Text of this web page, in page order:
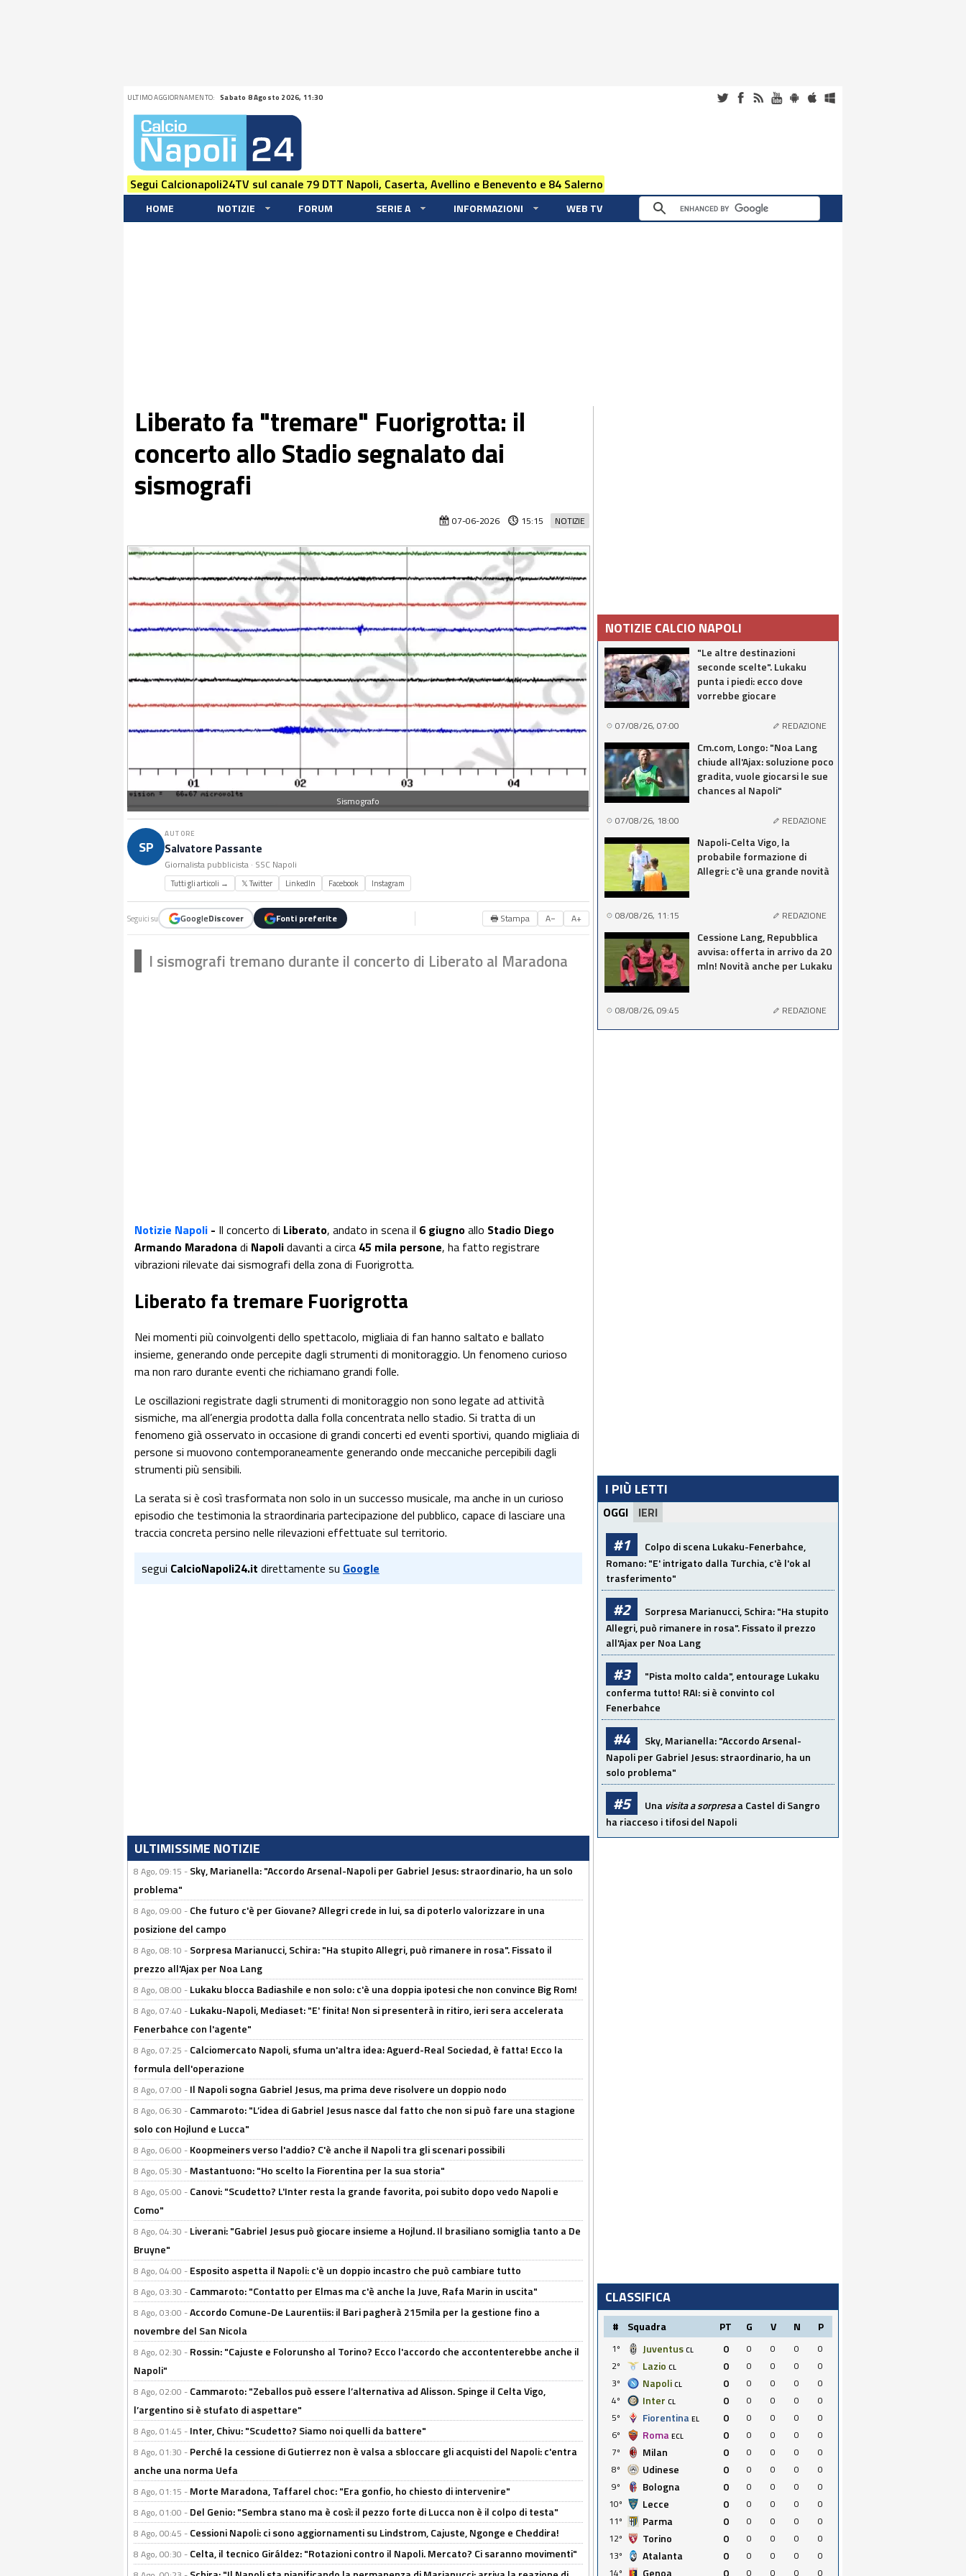
ULTIMO AGGIORNAMENTO: Sabato 8 Agosto 2026, 11:30
Segui Calcionapoli24TV sul canale 79 DTT Napoli, Caserta, Avellino e Benevento e 84 Salerno
HOME NOTIZIE FORUM SERIE A INFORMAZIONI WEB TV
Liberato fa "tremare" Fuorigrotta: il
concerto allo Stadio segnalato dai
sismografi
NOTIZIE
07-06-2026 15:15
Sismografo
SP
AUTORE
Salvatore Passante
Giornalista pubblicista · SSC Napoli
Tutti gli articoli → 𝕏 Twitter LinkedIn Facebook Instagram
Seguici su GoogleDiscover Fonti preferite 🖶 Stampa A− A+
I sismografi tremano durante il concerto di Liberato al Maradona
Notizie Napoli - Il concerto di Liberato, andato in scena il 6 giugnoallo Stadio Diego
Armando Maradona di Napolidavanti a circa 45 mila persone, ha fatto registrare
vibrazioni rilevate dai sismografi della zona di Fuorigrotta.
Liberato fa tremare Fuorigrotta
Nei momenti più coinvolgenti dello spettacolo, migliaia di fan hanno saltato e ballato
insieme, generando onde percepite dagli strumenti di monitoraggio. Un fenomeno curioso
ma non raro durante eventi che richiamano grandi folle.
Le oscillazioni registrate dagli strumenti di monitoraggio non sono legate ad attività
sismiche, ma all’energia prodotta dalla folla concentrata nello stadio. Si tratta di un
fenomeno già osservato in occasione di grandi concerti ed eventi sportivi, quando migliaia di
persone si muovono contemporaneamente generando onde meccaniche percepibili dagli
strumenti più sensibili.
La serata si è così trasformata non solo in un successo musicale, ma anche in un curioso
episodio che testimonia la straordinaria partecipazione del pubblico, capace di lasciare una
traccia concreta persino nelle rilevazioni effettuate sul territorio.
segui CalcioNapoli24.it direttamente su Google
ULTIMISSIME NOTIZIE
8 Ago, 09:15 - Sky, Marianella: "Accordo Arsenal-Napoli per Gabriel Jesus: straordinario, ha un solo
problema"
8 Ago, 09:00 - Che futuro c'è per Giovane? Allegri crede in lui, sa di poterlo valorizzare in una
posizione del campo
8 Ago, 08:10 - Sorpresa Marianucci, Schira: "Ha stupito Allegri, può rimanere in rosa". Fissato il
prezzo all'Ajax per Noa Lang
8 Ago, 08:00 - Lukaku blocca Badiashile e non solo: c'è una doppia ipotesi che non convince Big Rom!
8 Ago, 07:40 - Lukaku-Napoli, Mediaset: "E' finita! Non si presenterà in ritiro, ieri sera accelerata
Fenerbahce con l'agente"
8 Ago, 07:25 - Calciomercato Napoli, sfuma un'altra idea: Aguerd-Real Sociedad, è fatta! Ecco la
formula dell'operazione
8 Ago, 07:00 - Il Napoli sogna Gabriel Jesus, ma prima deve risolvere un doppio nodo
8 Ago, 06:30 - Cammaroto: "L’idea di Gabriel Jesus nasce dal fatto che non si può fare una stagione
solo con Hojlund e Lucca"
8 Ago, 06:00 - Koopmeiners verso l'addio? C'è anche il Napoli tra gli scenari possibili
8 Ago, 05:30 - Mastantuono: "Ho scelto la Fiorentina per la sua storia"
8 Ago, 05:00 - Canovi: "Scudetto? L'Inter resta la grande favorita, poi subito dopo vedo Napoli e
Como"
8 Ago, 04:30 - Liverani: "Gabriel Jesus può giocare insieme a Hojlund. Il brasiliano somiglia tanto a De
Bruyne"
8 Ago, 04:00 - Esposito aspetta il Napoli: c'è un doppio incastro che può cambiare tutto
8 Ago, 03:30 - Cammaroto: "Contatto per Elmas ma c'è anche la Juve, Rafa Marin in uscita"
8 Ago, 03:00 -Accordo Comune-De Laurentiis: il Bari pagherà 215mila per la gestione fino a
novembre del San Nicola
8 Ago, 02:30 - Rossin: "Cajuste e Folorunsho al Torino? Ecco l'accordo che accontenterebbe anche il
Napoli"
8 Ago, 02:00 - Cammaroto: "Zeballos può essere l’alternativa ad Alisson. Spinge il Celta Vigo,
l’argentino si è stufato di aspettare"
8 Ago, 01:45 - Inter, Chivu: "Scudetto? Siamo noi quelli da battere"
8 Ago, 01:30 - Perché la cessione di Gutierrez non è valsa a sbloccare gli acquisti del Napoli: c'entra
anche una norma Uefa
8 Ago, 01:15 - Morte Maradona, Taffarel choc: "Era gonfio, ho chiesto di intervenire"
8 Ago, 01:00 - Del Genio: "Sembra stano ma è così: il pezzo forte di Lucca non è il colpo di testa"
8 Ago, 00:45 - Cessioni Napoli: ci sono aggiornamenti su Lindstrom, Cajuste, Ngonge e Cheddira!
8 Ago, 00:30 - Celta, il tecnico Giráldez: "Rotazioni contro il Napoli. Mercato? Ci saranno movimenti"
NOTIZIE CALCIO NAPOLI
"Le altre destinazioni
seconde scelte". Lukaku
punta i piedi: ecco dove
vorrebbe giocare
07/08/26, 07:00 REDAZIONE
Cm.com, Longo: "Noa Lang
chiude all'Ajax: soluzione poco
gradita, vuole giocarsi le sue
chances al Napoli"
07/08/26, 18:00 REDAZIONE
Napoli-Celta Vigo, la
probabile formazione di
Allegri: c'è una grande novità
08/08/26, 11:15 REDAZIONE
Cessione Lang, Repubblica
avvisa: offerta in arrivo da 20
mln! Novità anche per Lukaku
08/08/26, 09:45 REDAZIONE
I PIÙ LETTI
OGGI IERI
#1
Colpo di scena Lukaku-Fenerbahce,
Romano: "E' intrigato dalla Turchia, c'è l'ok al
trasferimento"
#2
Sorpresa Marianucci, Schira: "Ha stupito
Allegri, può rimanere in rosa". Fissato il prezzo
all'Ajax per Noa Lang
#3
"Pista molto calda", entourage Lukaku
conferma tutto! RAI: si è convinto col
Fenerbahce
#4
Sky, Marianella: "Accordo Arsenal-
Napoli per Gabriel Jesus: straordinario, ha un
solo problema"
#5 Una visita a sorpresaa Castel di Sangro
ha riacceso i tifosi del Napoli
CLASSIFICA
# Squadra PT G V N P
1º Juventus CL 0 0 0 0
0
2º
Lazio CL 0 0 0 0
0
3º
Napoli CL 0 0 0 0
0
4º
Inter CL 0 0 0 0
0
5º
Fiorentina EL 0 0 0 0
0
6º
Roma ECL 0 0 0 0
0
7º
Milan 0 0 0 0
0
8º
Udinese 0 0 0 0
0
9º
Bologna 0 0 0 0
0
10º
Lecce 0 0 0 0
0
11º
Parma 0 0 0 0
0
12º
Torino 0 0 0 0
0
13º
Atalanta 0 0 0 0
0
14º
Genoa 0 0 0 0 0